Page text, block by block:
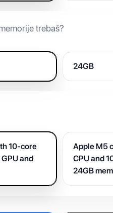
trebaš?
24GB
10-core
and
Apple M5
CPU and
24GB